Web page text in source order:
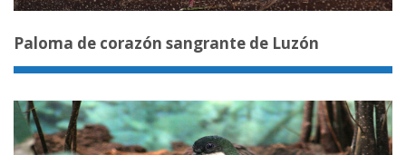
Paloma de corazón sangrante de Luzón